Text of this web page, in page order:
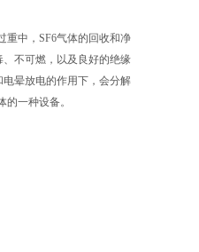
中，SF6气体的回收和净
不可燃，以及良好的绝缘
晕放电的作用下，会分解
一种设备。